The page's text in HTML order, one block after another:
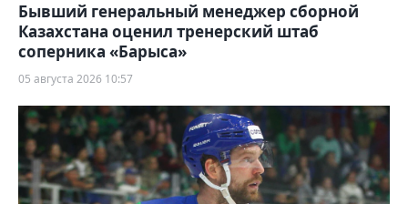
Бывший генеральный менеджер сборной
Казахстана оценил тренерский штаб
соперника «Барыса»
05 августа 2026 10:57